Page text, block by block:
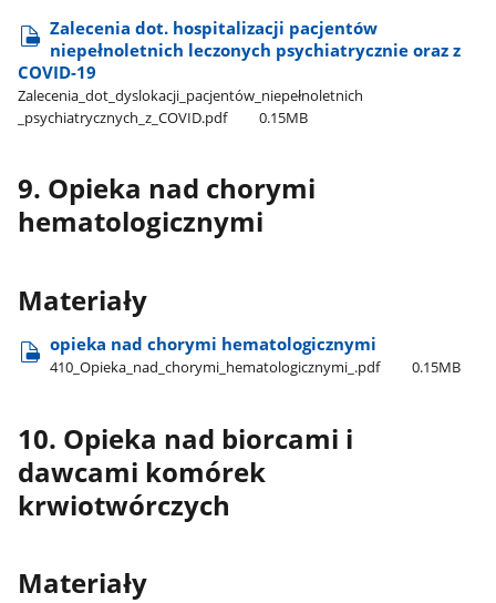
Zalecenia dot. hospitalizacji pacjentów
niepełnoletnich leczonych psychiatrycznie oraz z
COVID-19
Zalecenia​_dot​_dyslokacji​_pacjentów​_niepełnoletnich​
_psychiatrycznych​_z​_COVID.pdf
0.15MB
9. Opieka nad chorymi
hematologicznymi
Materiały
opieka nad chorymi hematologicznymi
410​_Opieka​_nad​_chorymi​_hematologicznymi​_.pdf 0.15MB
10. Opieka nad biorcami i
dawcami komórek
krwiotwórczych
Materiały